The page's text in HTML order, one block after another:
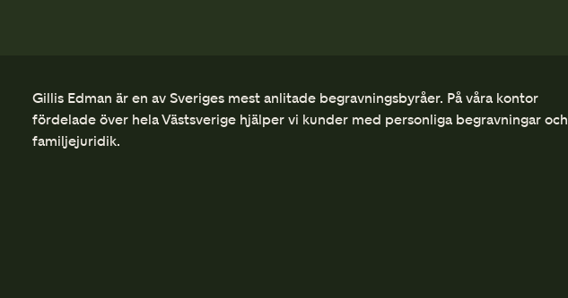
Gillis Edman är en av Sveriges mest anlitade begravningsbyråer. På våra kontor
fördelade över hela Västsverige hjälper vi kunder med personliga begravningar och
familjejuridik.